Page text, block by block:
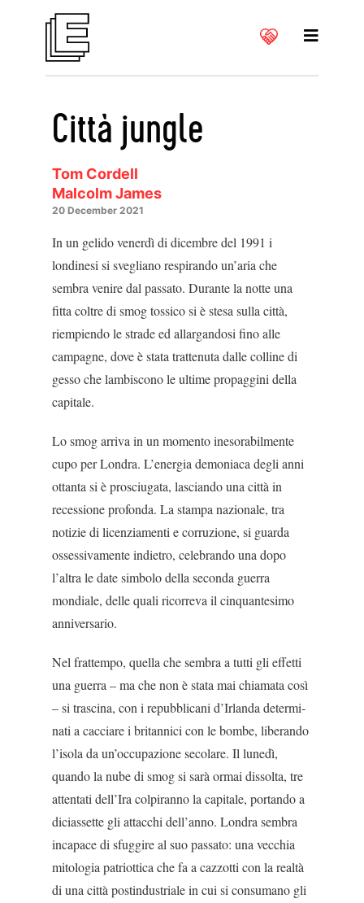
Città jungle
Tom Cordell
Malcolm James
20 December 2021
In un gelido venerdì di dicembre del 1991 i
londinesi si svegliano respirando un’aria che
sembra venire dal passato. Durante la notte una
fitta coltre di smog tossico si è ste­sa sulla città,
riempiendo le strade ed allar­gandosi fino alle
campagne, dove è stata trattenuta dalle colline di
gesso che lambiscono le ultime propaggini della
capitale.
Lo smog arriva in un momento inesorabilmente
cupo per Londra. L’energia demoniaca degli anni
ottanta si è prosciugata, lasciando una città in
recessione profonda. La stam­pa nazionale, tra
notizie di licenzia­menti e corruzione, si guarda
ossessi­vamente indietro, celebrando una do­po
l’altra le date simbolo della seconda guerra
mondiale, delle quali ricorreva il cinquantesimo
anniversario.
Nel frattempo, quella che sembra a tutti gli effetti
una guerra – ma che non è stata mai chiamata così
– si trascina, con i repubblicani d’Irlanda determi­
nati a cacciare i britannici con le bom­be, liberando
l’isola da un’occupazione secolare. Il lunedì,
quando la nube di smog si sarà ormai dissol­ta, tre
attentati dell’Ira colpiranno la capitale, por­tando a
diciassette gli attacchi dell’anno. Londra sembra
incapace di sfuggire al suo passato: una vec­chia
mitologia patriottica che fa a cazzotti con la re­altà
di una città postindustriale in cui si consumano gli